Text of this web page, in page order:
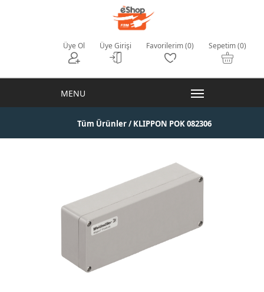
Üye Ol Üye Girişi Favorilerim (0) Sepetim (0)
Tüm Ürünler/ KLIPPON POK 082306